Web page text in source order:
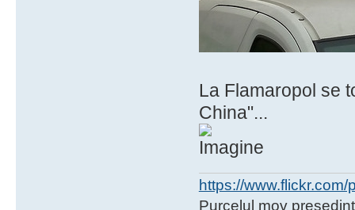
La Flamaropol se
China"...
https://
Purcelul mov